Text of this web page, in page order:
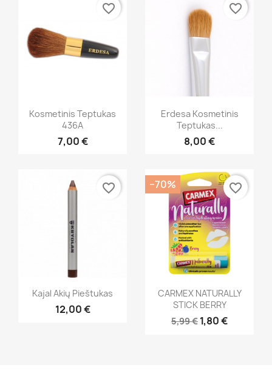
Greita peržiūra
Kosmetinis Teptukas
436A
7,00 €
favorite_border
Greita peržiūra
Erdesa Kosmetinis
Teptukas...
8,00 €
favorite_border
Greita peržiūra
Kajal Akių Pieštukas
12,00 €
favorite_border
Greita peržiūra
CARMEX NATURALLY
STICK BERRY
5,99 € 1,80 €
−70% favorite_border